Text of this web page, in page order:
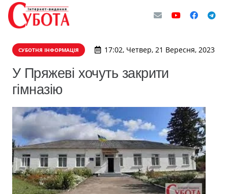
СУБОТНЯ ІНФОРМАЦІЯ 17:02, Четвер, 21 Вересня, 2023
У Пряжеві хочуть закрити
гімназію